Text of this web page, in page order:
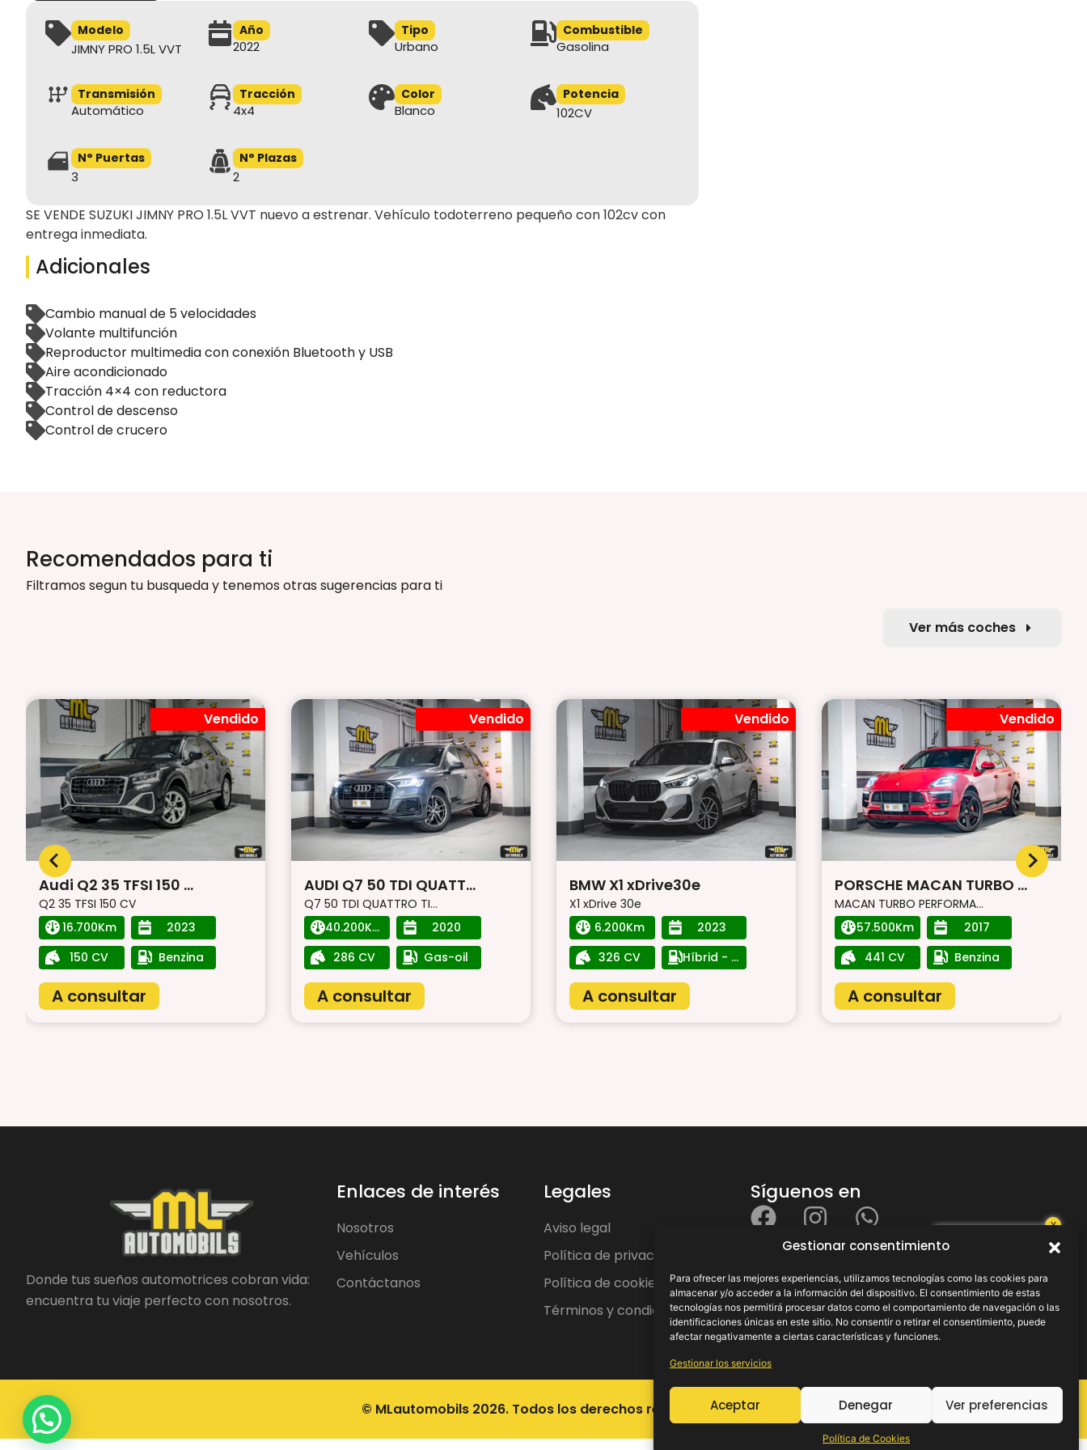
Gestionar consentimiento
Para ofrecer las mejores experiencias, utilizamos tecnologías como las cookies para
almacenar y/o acceder a la información del dispositivo. El consentimiento de estas
tecnologías nos permitirá procesar datos como el comportamiento de navegación o las
identificaciones únicas en este sitio. No consentir o retirar el consentimiento, puede
afectar negativamente a ciertas características y funciones.
Gestionar los servicios
Aceptar Denegar Ver preferencias
Política de Cookies
Modelo
JIMNY PRO 1.5L VVT
Año
2022
Tipo
Urbano
Combustible
Gasolina
Transmisión
Automático
Tracción
4x4
Color
Blanco
Potencia
102CV
N° Puertas
3
N° Plazas
2
SE VENDE SUZUKI JIMNY PRO 1.5L VVT nuevo a estrenar. Vehículo todoterreno pequeño con 102cv con
entrega inmediata.
Adicionales
Cambio manual de 5 velocidades
Volante multifunción
Reproductor multimedia con conexión Bluetooth y USB
Aire acondicionado
Tracción 4×4 con reductora
Control de descenso
Control de crucero
Recomendados para ti
Filtramos segun tu busqueda y tenemos otras sugerencias para ti
Ver más coches
Vendido
Audi Q2 35 TFSI 150 ...
Q2 35 TFSI 150 CV
16.700Km
2023
150 CV
Benzina
A consultar
Vendido
AUDI Q7 50 TDI QUATT...
Q7 50 TDI QUATTRO TI...
40.200Km
2020
286 CV
Gas-oil
A consultar
Vendido
BMW X1 xDrive30e
X1 xDrive 30e
6.200Km
2023
326 CV
Híbrid - Benzina
A consultar
Vendido
PORSCHE MACAN TURBO ...
MACAN TURBO PERFORMA...
57.500Km
2017
441 CV
Benzina
A consultar
Donde tus sueños automotrices cobran vida:
encuentra tu viaje perfecto con nosotros.
Enlaces de interés
Nosotros
Vehículos
Contáctanos
Legales
Aviso legal
Política de privacidad
Política de cookies
Términos y condiciones
Síguenos en
© MLautomobils 2026. Todos los derechos reservados.
X
¿Necesitas